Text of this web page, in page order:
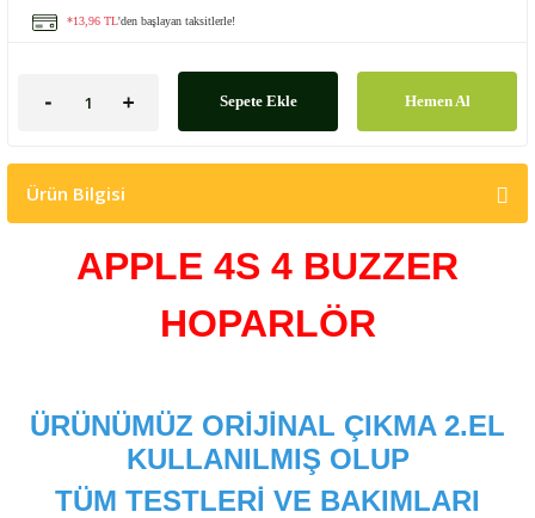
*13,96 TL'den başlayan taksitlerle!
Sepete Ekle Hemen Al
Ürün Bilgisi
APPLE 4S 4 BUZZER
HOPARLÖR
ÜRÜNÜMÜZ ORİJİNAL ÇIKMA 2.EL
KULLANILMIŞ OLUP
TÜM TESTLERİ VE BAKIMLARI